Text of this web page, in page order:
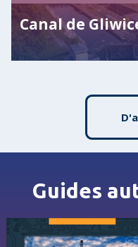
Canal de
Guides